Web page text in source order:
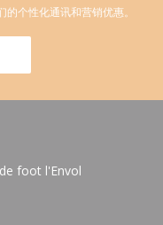
个性化通讯和营销优惠。
foot l'Envol